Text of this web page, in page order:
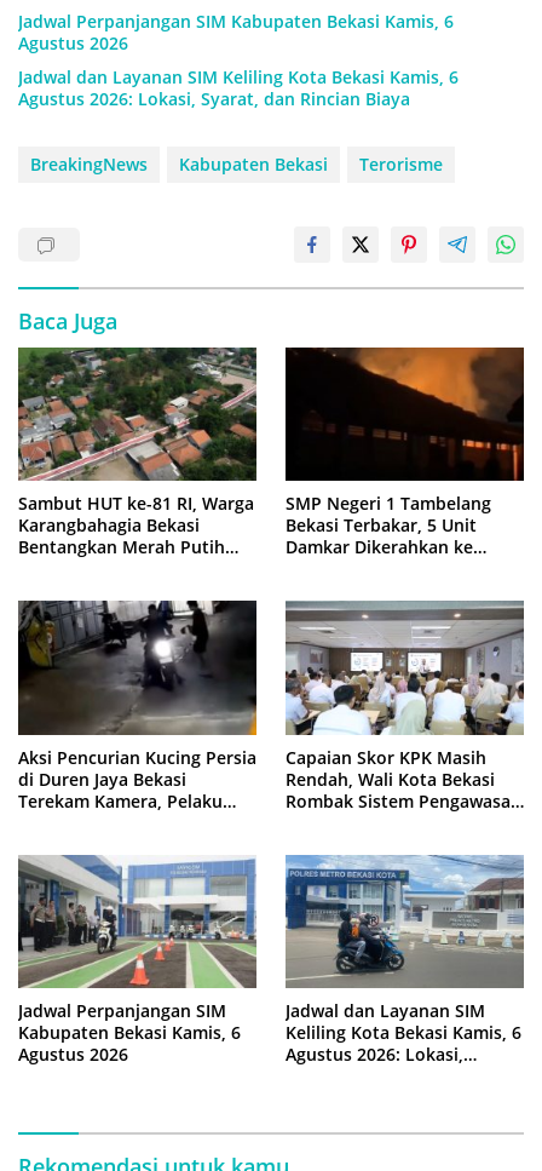
Jadwal Perpanjangan SIM Kabupaten Bekasi Kamis, 6
Agustus 2026
Jadwal dan Layanan SIM Keliling Kota Bekasi Kamis, 6
Agustus 2026: Lokasi, Syarat, dan Rincian Biaya
BreakingNews Kabupaten Bekasi Terorisme
Baca Juga
Sambut HUT ke-81 RI, Warga
Karangbahagia Bekasi
Bentangkan Merah Putih
SMP Negeri 1 Tambelang
Bekasi Terbakar, 5 Unit
Damkar Dikerahkan ke
Aksi Pencurian Kucing Persia
di Duren Jaya Bekasi
Terekam Kamera, Pelaku
Capaian Skor KPK Masih
Rendah, Wali Kota Bekasi
Rombak Sistem Pengawasan
Jadwal Perpanjangan SIM
Kabupaten Bekasi Kamis, 6
Agustus 2026
Jadwal dan Layanan SIM
Keliling Kota Bekasi Kamis, 6
Agustus 2026: Lokasi,